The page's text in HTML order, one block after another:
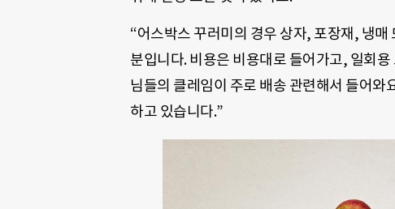
“어스박스 꾸러미의 경우 상자, 포장재, 냉
분입니다. 비용은 비용대로 들어가고, 일회
님들의 클레임이 주로 배송 관련해서 들어와
하고 있습니다.”